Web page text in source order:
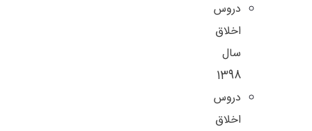
دروس
اخلاق
سال
1398
دروس
اخلاق